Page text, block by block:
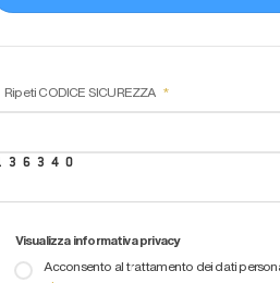
Ripeti CODICE SICUREZZA
Visualizza informativa privacy
Acconsento al trattamento dei dati